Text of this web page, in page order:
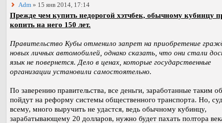
Adm » 15 янв 2014, 17:14
Прежде чем купить недорогой хэтчбек, обычному кубинцу
копить на него 150 лет.
Правительство Кубы отменило запрет на приобретение
новых личных автомобилей, однако сказать, что они стали
язык не повернется. Дело в ценах, которые государственные
организации установили самостоятельно.
По заверению правительства, все деньги, заработанные таким
пойдут на реформу системы общественного транспорта. Но,
всему, много выручить не удастся, ведь обычному кубинцу,
зарабатывающему 20 долларов, нужно будет пахать полтора